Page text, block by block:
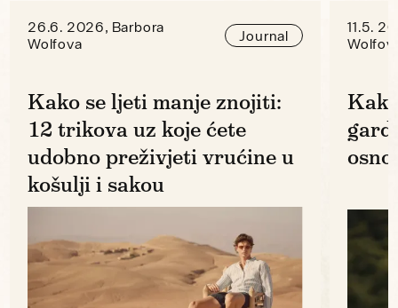
26.6. 2026, Barbora
Wolfova
Journal
Kako se ljeti manje znojiti:
12 trikova uz koje ćete
udobno preživjeti vrućine u
košulji i sakou
11.5.